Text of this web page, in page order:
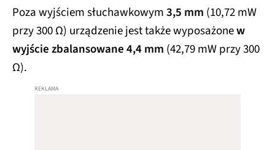
Poza wyjściem słuchawkowym 3,5 mm (10,72 mW
przy 300 Ω) urządzenie jest także wyposażonew
wyjście zbalansowane 4,4 mm (42,79 mW przy 300
Ω).